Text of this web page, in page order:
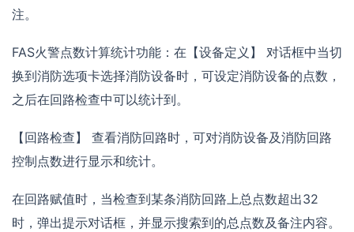
注。
FAS火警点数计算统计功能：在【设备定义】 对话框中当切
换到消防选项卡选择消防设备时，可设定消防设备的点数，
之后在回路检查中可以统计到。
【回路检查】 查看消防回路时，可对消防设备及消防回路
控制点数进行显示和统计。
在回路赋值时，当检查到某条消防回路上总点数超出32
时，弹出提示对话框，并显示搜索到的总点数及备注内容。